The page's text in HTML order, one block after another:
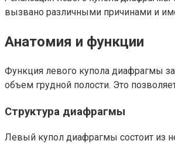
вызвано различными причинами и
Анатомия и функции
Функция левого купола диафрагмы
объем грудной полости. Это
Структура диафрагмы
Левый купол диафрагмы состоит из